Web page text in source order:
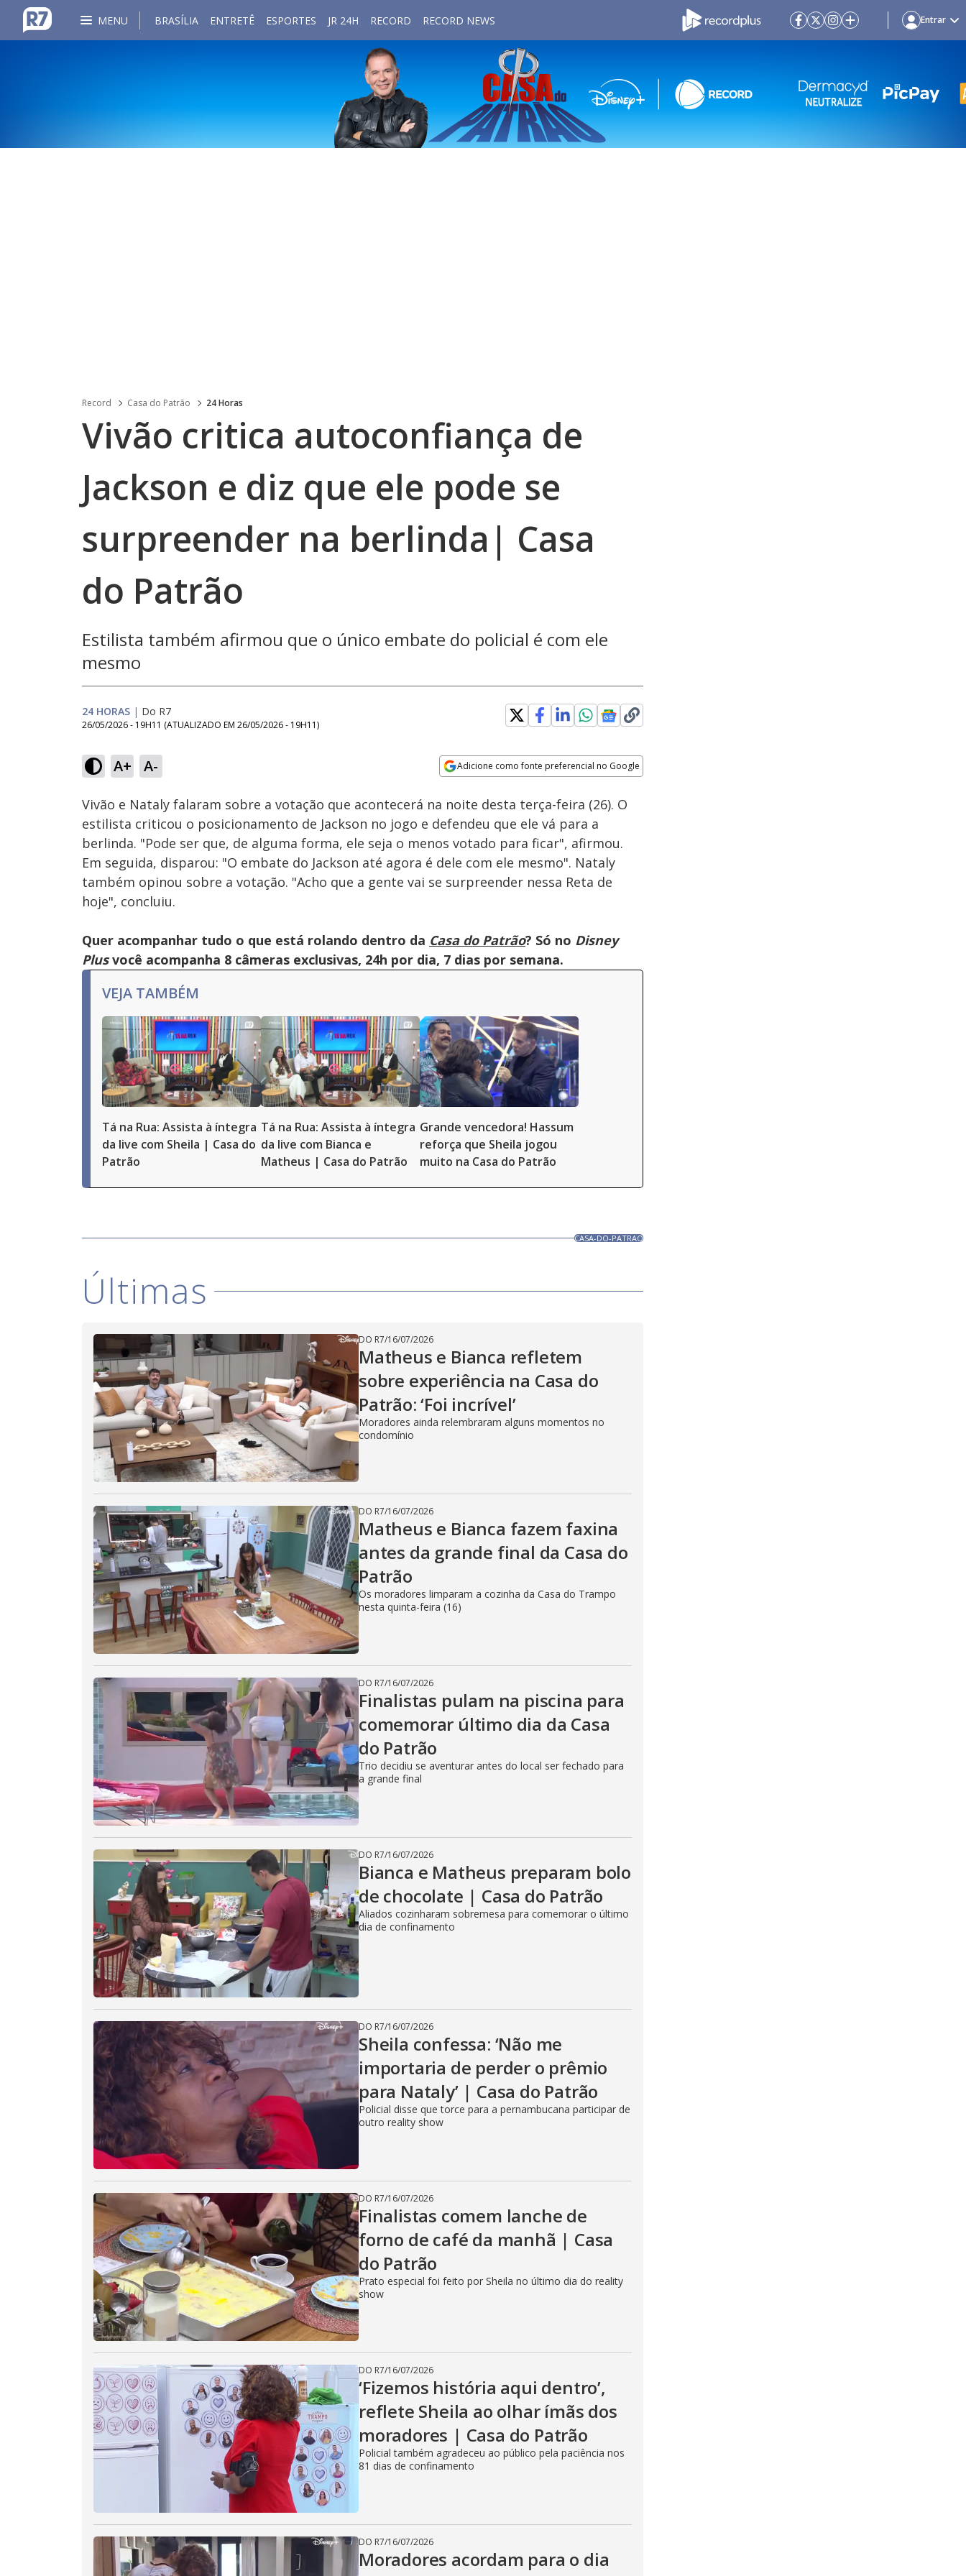
MENU BRASÍLIA ENTRETÊ ESPORTES JR 24H RECORD RECORD NEWS Entrar
Record Casa do Patrão 24 Horas
Vivão critica autoconfiança de
Jackson e diz que ele pode se
surpreender na berlinda| Casa
do Patrão
Estilista também afirmou que o único embate do policial é com ele
mesmo
24 HORAS | Do R7
26/05/2026 - 19H11 (ATUALIZADO EM 26/05/2026 - 19H11)
A+ A- Adicione como fonte preferencial no Google
Ativar
Som
13.69%
Velocidade
Vivão e Nataly falaram sobre a votação que acontecerá na noite desta terça-feira (26). O
estilista criticou o posicionamento de Jackson no jogo e defendeu que ele vá para a
berlinda. "Pode ser que, de alguma forma, ele seja o menos votado para ficar", afirmou.
Em seguida, disparou: "O embate do Jackson até agora é dele com ele mesmo". Nataly
também opinou sobre a votação. "Acho que a gente vai se surpreender nessa Reta de
hoje", concluiu.
Quer acompanhar tudo o que está rolando dentro da Casa do Patrão? Só no Disney
Plusvocê acompanha 8 câmeras exclusivas, 24h por dia, 7 dias por semana.
VEJA TAMBÉM
Tá na Rua: Assista à íntegra
da live com Sheila | Casa do
Patrão
Tá na Rua: Assista à íntegra
da live com Bianca e
Matheus | Casa do Patrão
Grande vencedora! Hassum
reforça que Sheila jogou
muito na Casa do Patrão
CASA-DO-PATRAO
Últimas
DO R7/16/07/2026
Matheus e Bianca refletem
sobre experiência na Casa do
Patrão: ‘Foi incrível’
Moradores ainda relembraram alguns momentos no
condomínio
DO R7/16/07/2026
Matheus e Bianca fazem faxina
antes da grande final da Casa do
Patrão
Os moradores limparam a cozinha da Casa do Trampo
nesta quinta-feira (16)
DO R7/16/07/2026
Finalistas pulam na piscina para
comemorar último dia da Casa
do Patrão
Trio decidiu se aventurar antes do local ser fechado para
a grande final
DO R7/16/07/2026
Bianca e Matheus preparam bolo
de chocolate | Casa do Patrão
Aliados cozinharam sobremesa para comemorar o último
dia de confinamento
DO R7/16/07/2026
Sheila confessa: ‘Não me
importaria de perder o prêmio
para Nataly’ | Casa do Patrão
Policial disse que torce para a pernambucana participar de
outro reality show
DO R7/16/07/2026
Finalistas comem lanche de
forno de café da manhã | Casa
do Patrão
Prato especial foi feito por Sheila no último dia do reality
show
DO R7/16/07/2026
‘Fizemos história aqui dentro’,
reflete Sheila ao olhar ímãs dos
moradores | Casa do Patrão
Policial também agradeceu ao público pela paciência nos
81 dias de confinamento
DO R7/16/07/2026
Moradores acordam para o dia